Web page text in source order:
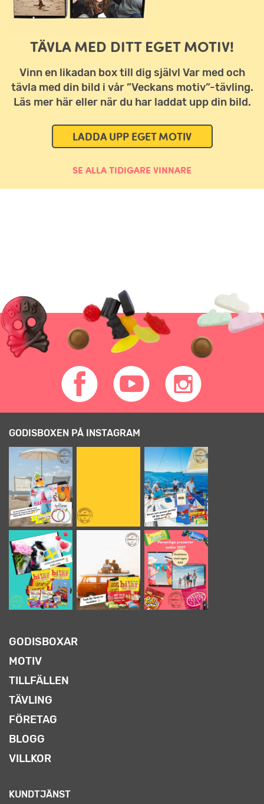
TÄVLA MED DITT EGET MOTIV!
Vinn en likadan box till dig själv! Var med och
tävla med din bild i vår ”Veckans motiv”-tävling.
Läs mer här eller när du har laddat upp din bild.
LADDA UPP EGET MOTIV
SE ALLA TIDIGARE VINNARE
GODISBOXEN PÅ INSTAGRAM
GODISBOXAR
MOTIV
TILLFÄLLEN
TÄVLING
FÖRETAG
BLOGG
VILLKOR
KUNDTJÄNST